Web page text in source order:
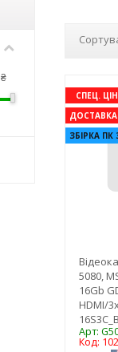
СПЕЦ.
ДОСТАВКА
ЗБІРКА ПК
5080,
16Gb
HDMI/
Арт:
Код:
₴